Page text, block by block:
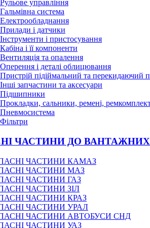
управління
система
і датчики
і пристосування
і її компоненти
та опалення
і деталі облицювання
підіймальний та перекидаючий
запчастини та аксесуари
сальники, ремені,
ЧАСТИНИ ДО
ЧАСТИНИ КАМАЗ
ЧАСТИНИ МАЗ
ЧАСТИНИ ГАЗ
ЧАСТИНИ ЗІЛ
ЧАСТИНИ КРАЗ
ЧАСТИНИ УРАЛ
ЧАСТИНИ АВТОБУСИ СНД
ЧАСТИНИ УАЗ